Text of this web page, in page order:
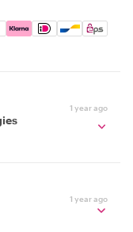
Pay, Google
1 year ago
1 year ago